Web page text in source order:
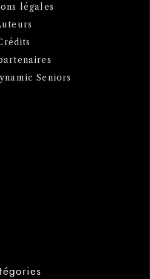
légales
Seniors